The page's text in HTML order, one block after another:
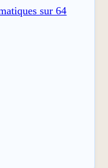
sur 64